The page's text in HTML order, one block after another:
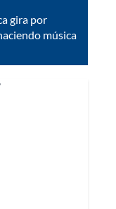
gira por
música